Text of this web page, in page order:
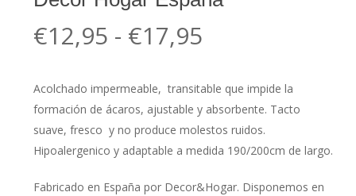
€12,95 - €17,95Rango
precios:
desde
€12,95
hasta
€17,95
Acolchado impermeable, transitable que impide la
formación de ácaros, ajustable y absorbente. Tacto
suave, fresco y no produce molestos ruidos.
Hipoalergenico y adaptable a medida 190/200cm de largo.
Fabricado en España por Decor&Hogar. Disponemos en